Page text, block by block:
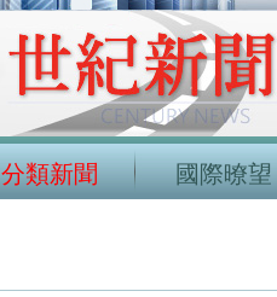
分類新聞 國際暸望